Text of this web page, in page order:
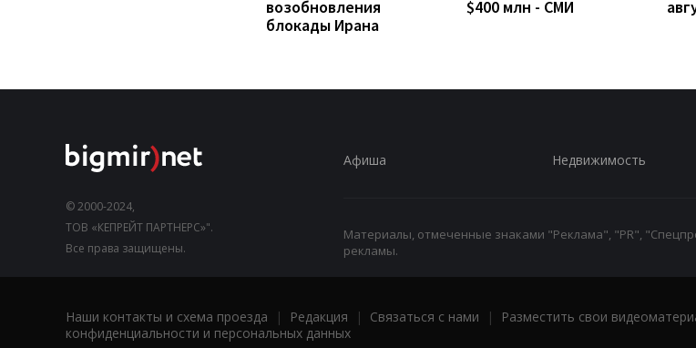
возобновления
блокады Ирана
$400 млн - СМИ
© 2000-2024,
ТОВ «КЕПРЕЙТ ПАРТНЕРС»".
Все права защищены.
Афиша Недвижимость
Материалы, отмеченные знаками "Реклама", "PR",
рекламы.
Наши контакты и схема проезда | Редакция | Связаться с нами | Разместить свои
конфиденциальности и персональных данных